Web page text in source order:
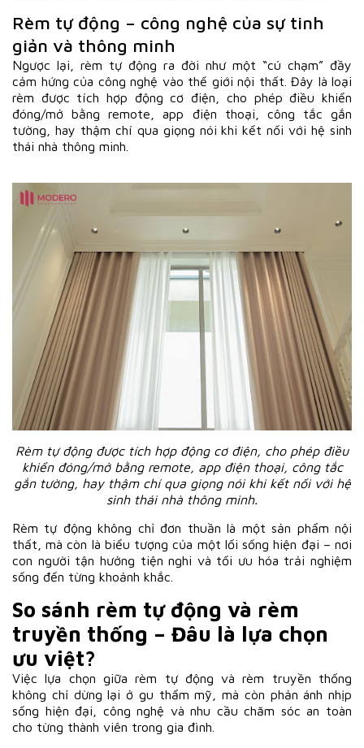
Rèm tự động – công nghệ của sự tinh
giản và thông minh
Ngược lại, rèm tự động ra đời như một “cú chạm” đầy
cảm hứng của công nghệ vào thế giới nội thất. Đây là loại
rèm được tích hợp động cơ điện, cho phép điều khiển
đóng/mở bằng remote, app điện thoại, công tắc gắn
tường, hay thậm chí qua giọng nói khi kết nối với hệ sinh
thái nhà thông minh.
Rèm tự động được tích hợp động cơ điện, cho phép điều
khiển đóng/mở bằng remote, app điện thoại, công tắc
gắn tường, hay thậm chí qua giọng nói khi kết nối với hệ
sinh thái nhà thông minh.
Rèm tự động không chỉ đơn thuần là một sản phẩm nội
thất, mà còn là biểu tượng của một lối sống hiện đại – nơi
con người tận hưởng tiện nghi và tối ưu hóa trải nghiệm
sống đến từng khoảnh khắc.
So sánh rèm tự động và rèm
truyền thống – Đâu là lựa chọn
ưu việt?
Việc lựa chọn giữa rèm tự động và rèm truyền thống
không chỉ dừng lại ở gu thẩm mỹ, mà còn phản ánh nhịp
sống hiện đại, công nghệ và nhu cầu chăm sóc an toàn
cho từng thành viên trong gia đình.